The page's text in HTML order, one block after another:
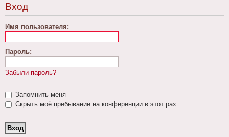
Вход
Имя пользователя:
Пароль:
Забыли пароль?
Запомнить меня
Скрыть моё пребывание на конференции в этот раз